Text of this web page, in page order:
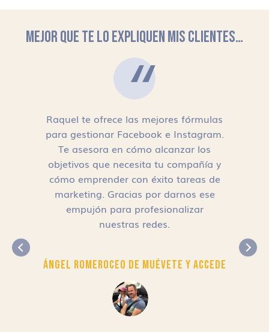
MEJOR QUE TE LO EXPLIQUEN MIS CLIENTES…
Raquel te ofrece las mejores fórmulas
para gestionar Facebook e Instagram.
Te asesora en cómo alcanzar los
objetivos que necesita tu compañía y
cómo emprender con éxito tareas de
marketing. Gracias por darnos ese
empujón para profesionalizar
nuestras redes.
Ángel RomeroCEO de Muévete y Accede